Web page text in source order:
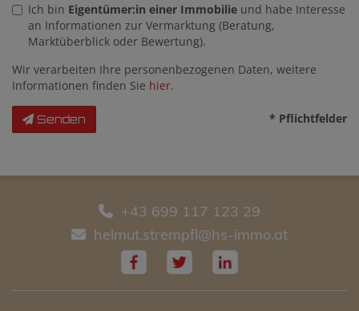
Ich bin Eigentümer:in einer Immobilie und habe Interesse
an Informationen zur Vermarktung (Beratung,
Marktüberblick oder Bewertung).
Wir verarbeiten Ihre personenbezogenen Daten, weitere
Informationen finden Sie hier.
Senden * Pflichtfelder
+43 699 117 123 29
helmut.strempfl@hs-immo.at